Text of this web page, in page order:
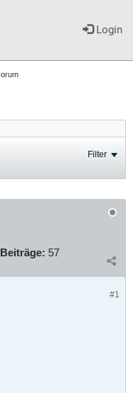
Login
Filter
Beiträge: 57
#1